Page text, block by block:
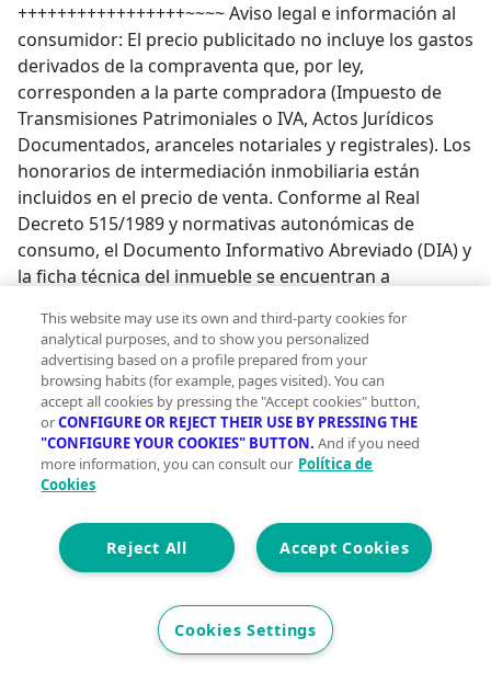
+++++++++++++++++~~~~ Aviso legal e información al
consumidor: El precio publicitado no incluye los gastos
derivados de la compraventa que, por ley,
corresponden a la parte compradora (Impuesto de
Transmisiones Patrimoniales o IVA, Actos Jurídicos
Documentados, aranceles notariales y registrales). Los
honorarios de intermediación inmobiliaria están
incluidos en el precio de venta. Conforme al Real
Decreto 515/1989 y normativas autonómicas de
consumo, el Documento Informativo Abreviado (DIA) y
la ficha técnica del inmueble se encuentran a
Pisos en alquiler cerca de Malpica de
Pisos en alquiler en Puenteceso
Pisos en alquiler en Cabana de Bergantiños
This website may use its own and third-party cookies for
analytical purposes, and to show you personalized
advertising based on a profile prepared from your
browsing habits (for example, pages visited). You can
accept all cookies by pressing the "Accept cookies" button,
orCONFIGURE OR REJECT THEIR USE BY PRESSING THE
"CONFIGURE YOUR COOKIES" BUTTON. And if you need
more information, you can consult our Política de
Cookies
Accept Cookies
Reject All
Cookies Settings